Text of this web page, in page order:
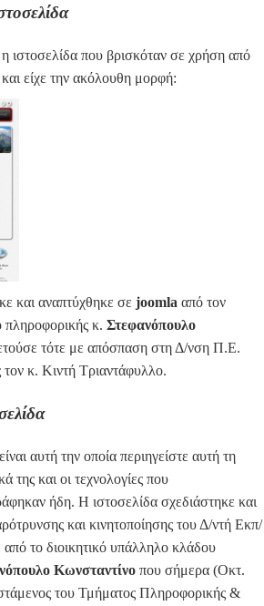
ιστοσελίδα που βρισκόταν σε χρήση από
είχε την ακόλουθη μορφή:
και αναπτύχθηκε σε joomla από τον
πληροφορικής κ. Στεφανόπουλο
τότε με απόσπαση στη Δ/νση Π.Ε.
κ. Κιντή Τριαντάφυλλο.
αυτή την οποία περιηγείστε αυτή τη
της και οι τεχνολογίες που
ήδη. Η ιστοσελίδα σχεδιάστηκε και
και κινητοποίησης του Δ/ντή Εκπ/
το διοικητικό υπάλληλο κλάδου
Κωνσταντίνο που σήμερα (Οκτ.
του Τμήματος Πληροφορικής &